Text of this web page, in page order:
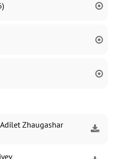
Zhaugashar